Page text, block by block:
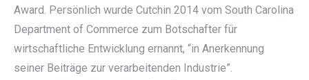
Award. Persönlich wurde Cutchin 2014 vom South Carolina
Department of Commerce zum Botschafter für
wirtschaftliche Entwicklung ernannt, “in Anerkennung
seiner Beiträge zur verarbeitenden Industrie”.